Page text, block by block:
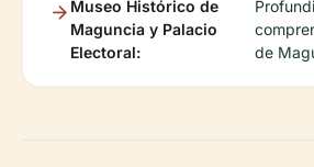
Museo Histórico de
Maguncia y Palacio
Electoral:
de